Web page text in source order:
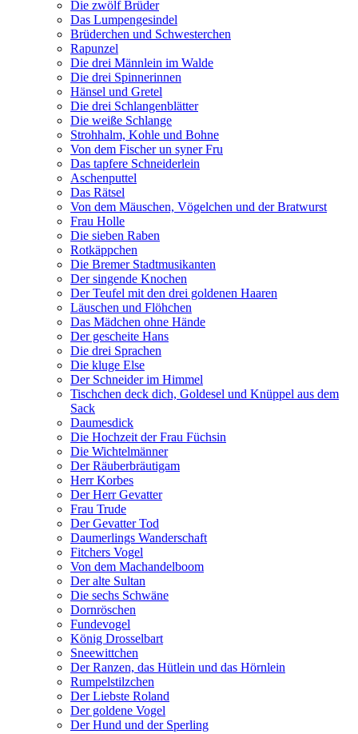
Die zwölf Brüder
Das Lumpengesindel
Brüderchen und Schwesterchen
Rapunzel
Die drei Männlein im Walde
Die drei Spinnerinnen
Hänsel und Gretel
Die drei Schlangenblätter
Die weiße Schlange
Strohhalm, Kohle und Bohne
Von dem Fischer un syner Fru
Das tapfere Schneiderlein
Aschenputtel
Das Rätsel
Von dem Mäuschen, Vögelchen und der Bratwurst
Frau Holle
Die sieben Raben
Rotkäppchen
Die Bremer Stadtmusikanten
Der singende Knochen
Der Teufel mit den drei goldenen Haaren
Läuschen und Flöhchen
Das Mädchen ohne Hände
Der gescheite Hans
Die drei Sprachen
Die kluge Else
Der Schneider im Himmel
Tischchen deck dich, Goldesel und Knüppel aus dem
Sack
Daumesdick
Die Hochzeit der Frau Füchsin
Die Wichtelmänner
Der Räuberbräutigam
Herr Korbes
Der Herr Gevatter
Frau Trude
Der Gevatter Tod
Daumerlings Wanderschaft
Fitchers Vogel
Von dem Machandelboom
Der alte Sultan
Die sechs Schwäne
Dornröschen
Fundevogel
König Drosselbart
Sneewittchen
Der Ranzen, das Hütlein und das Hörnlein
Rumpelstilzchen
Der Liebste Roland
Der goldene Vogel
Der Hund und der Sperling